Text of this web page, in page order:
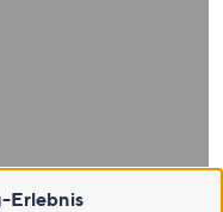
Erlebnis